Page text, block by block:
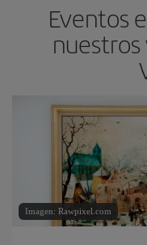
Eventos
Imagen: Rawpixel.com